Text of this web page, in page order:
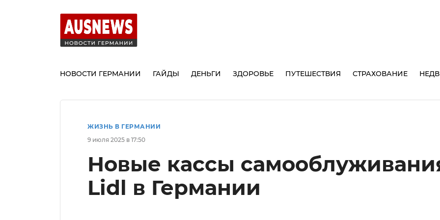
НОВОСТИ ГЕРМАНИИ ГАЙДЫ ДЕНЬГИ ЗДОРОВЬЕ ПУТЕШЕСТВИЯ СТРАХОВАНИЕ
ЖИЗНЬ В ГЕРМАНИИ
9 июля 2025 в 17:50
Новые кассы
Lidl в Германии